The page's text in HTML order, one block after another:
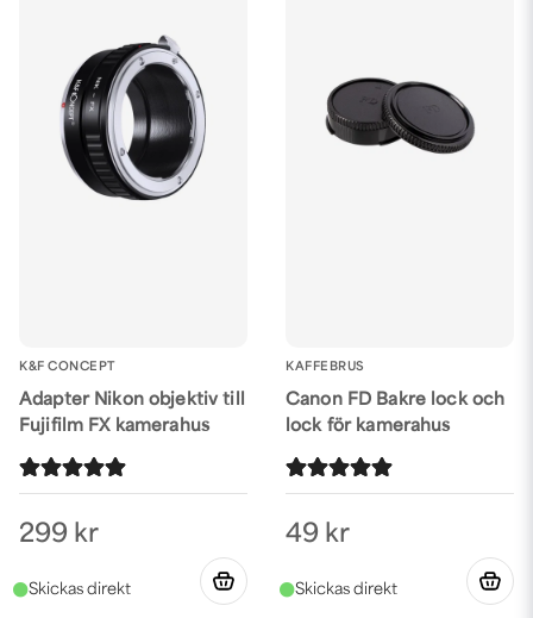
K&F CONCEPT
Adapter Nikon objektiv till
Fujifilm FX kamerahus
299 kr
KAFFEBRUS
Canon FD Bakre lock och
lock för kamerahus
49 kr